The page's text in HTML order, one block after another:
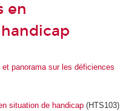
en
panorama sur les déficiences
situation de handicap (HTS103)